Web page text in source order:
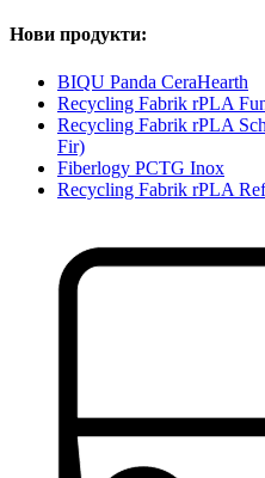
Нови продукти:
BIQU Panda CeraHearth
Recycling Fabrik rPLA
Recycling Fabrik rPLA
Fir)
Fiberlogy PCTG Inox
Recycling Fabrik rPLA